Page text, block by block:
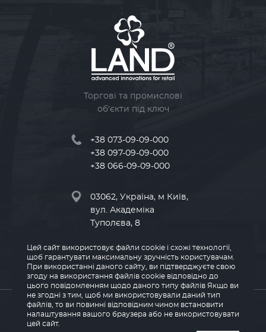
Торгові та промислові
об'єкти під ключ
+38 073-09-09-000
+38 097-09-09-000
+38 066-09-09-000
03062, Україна, м Київ,
вул. Академіка
Туполєва, 8
info@land-kv.com.ua
© 2026 LAND
Цей сайт використовує файли cookie і схожі технології,
щоб гарантувати максимальну зручність користувачам.
При використанні даного сайту, ви підтверджуєте свою
згоду на використання файлів cookie відповідно до
цього повідомленням щодо даного типу файлів Якщо ви
не згодні з тим, щоб ми використовували даний тип
файлів, то ви повинні відповідним чином встановити
налаштування вашого браузера або не використовувати
цей сайт.